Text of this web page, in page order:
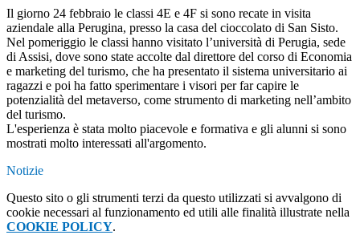
Il giorno 24 febbraio le classi 4E e 4F si sono recate in visita
aziendale alla Perugina, presso la casa del cioccolato di San Sisto.
Nel pomeriggio le classi hanno visitato l’università di Perugia, sede
di Assisi, dove sono state accolte dal direttore del corso di Economia
e marketing del turismo, che ha presentato il sistema universitario ai
ragazzi e poi ha fatto sperimentare i visori per far capire le
potenzialità del metaverso, come strumento di marketing nell’ambito
del turismo.
L'esperienza è stata molto piacevole e formativa e gli alunni si sono
mostrati molto interessati all'argomento.
Notizie
Questo sito o gli strumenti terzi da questo utilizzati si avvalgono di
cookie necessari al funzionamento ed utili alle finalità illustrate nella
COOKIE POLICY.